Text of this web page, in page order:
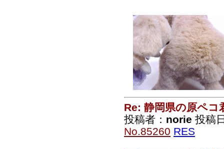
Re: 静岡県の原ペコ
投稿者： norie 投稿
No.85260 RES